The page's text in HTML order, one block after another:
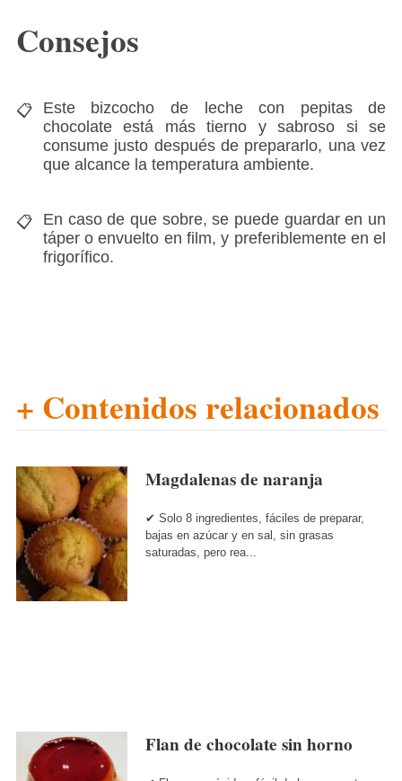
Consejos
Este bizcocho de leche con pepitas de
chocolate está más tierno y sabroso si se
consume justo después de prepararlo, una vez
que alcance la temperatura ambiente.
En caso de que sobre, se puede guardar en un
táper o envuelto en film, y preferiblemente en el
frigorífico.
+ Contenidos relacionados
Magdalenas de naranja
✔ Solo 8 ingredientes, fáciles de preparar,
bajas en azúcar y en sal, sin grasas
saturadas, pero rea...
Flan de chocolate sin horno